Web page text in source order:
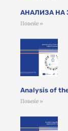
АНАЛИЗА НА
Повеќе »
Analysis of
Повеќе »